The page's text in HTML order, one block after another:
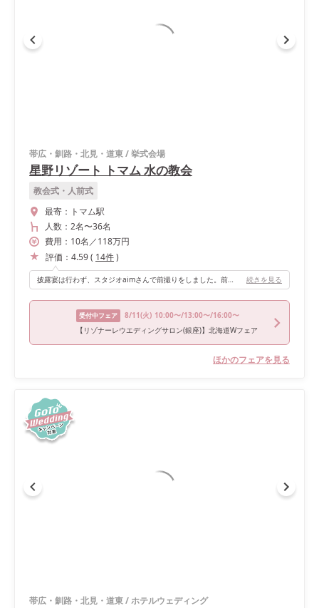
帯広・釧路・北見・道東/挙式会場
星野リゾート トマム 水の教会
教会式・人前式
最寄： トマム駅
人数： 2名〜36名
費用： 10名 ／118万円
評価： 4.59( 14件)
披露宴は行わず、スタジオaimさんで前撮りをしました。前撮りでは貸切プランでお料理を自由に用意することが出来たので、ケータリングをお願いし家族と過ごしました。 スタジオaimさんでは、素敵なドレスが揃っているのはもちろん、種類豊富な背景がとても素敵でした。ドレスと背景の組み合わせを自分達で選ぶことができ、雰囲気を変えながら理想のお写真を撮っていただけます♡ 続きを見る
受付中フェア 8/11(火) 10:00〜/13:00〜/16:00〜
【リゾナーレウエディングサロン(銀座)】北海道Wフェア
ほかのフェアを見る
帯広・釧路・北見・道東/ホテルウェディング